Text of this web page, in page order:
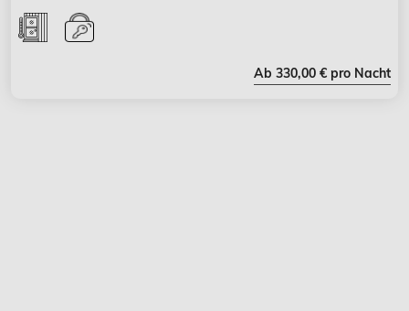
Ab 330,00 € pro Nacht